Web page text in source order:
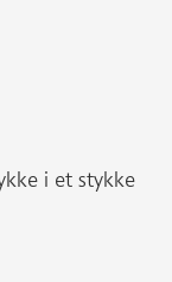
i et stykke